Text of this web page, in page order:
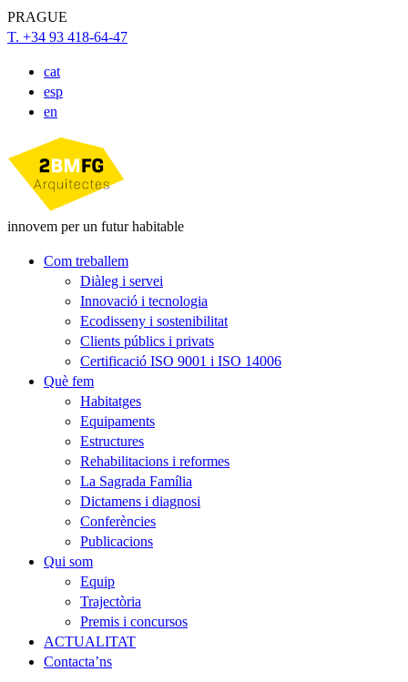
PRAGUE
T. +34 93 418-64-47
cat
esp
en
innovem per un futur habitable
Com treballem
Diàleg i servei
Innovació i tecnologia
Ecodisseny i sostenibilitat
Clients públics i privats
Certificació ISO 9001 i ISO 14006
Què fem
Habitatges
Equipaments
Estructures
Rehabilitacions i reformes
La Sagrada Família
Dictamens i diagnosi
Conferències
Publicacions
Qui som
Equip
Trajectòria
Premis i concursos
ACTUALITAT
Contacta’ns